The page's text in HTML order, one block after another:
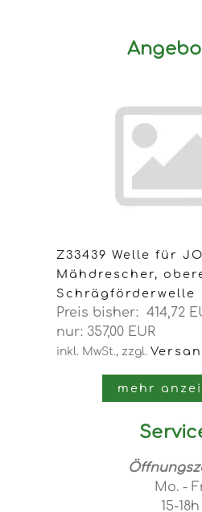
Z33439 Welle für
Mähdrescher,
Schrägförderwelle
Preis bisher: 414,72
nur: 357,00 EUR
inkl. MwSt., zzgl.
mehr
Mo. -
15-18h